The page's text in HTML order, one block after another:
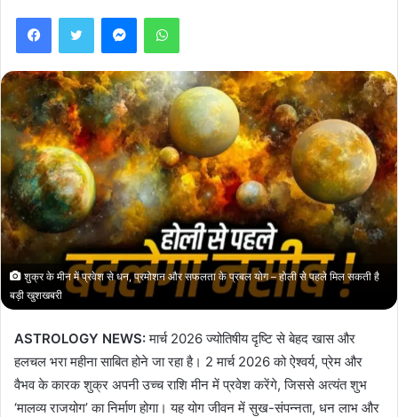
FacebookTwitter MessengerWhatsApp
शुक्र के मीन में प्रवेश से धन, प्रमोशन और सफलता के प्रबल योग – होली से पहले मिल सकती है
बड़ी खुशखबरी
ASTROLOGY NEWS:मार्च 2026 ज्योतिषीय दृष्टि से बेहद खास और
हलचल भरा महीना साबित होने जा रहा है। 2 मार्च 2026 को ऐश्वर्य, प्रेम और
वैभव के कारक शुक्र अपनी उच्च राशि मीन में प्रवेश करेंगे, जिससे अत्यंत शुभ
‘मालव्य राजयोग’ का निर्माण होगा। यह योग जीवन में सुख-संपन्नता, धन लाभ और